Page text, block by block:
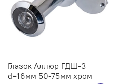
Глазок Аллюр ГДШ-3
d=16мм 50-75мм хром